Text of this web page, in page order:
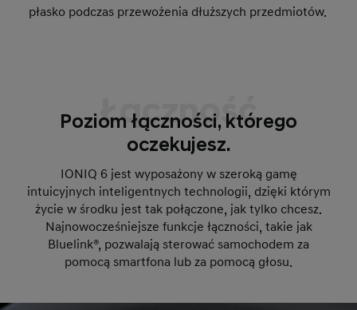
płasko podczas przewożenia dłuższych przedmiotów.
Łączność
Poziom łączności, którego
oczekujesz.
IONIQ 6 jest wyposażony w szeroką gamę
intuicyjnych inteligentnych technologii, dzięki którym
życie w środku jest tak połączone, jak tylko chcesz.
Najnowocześniejsze funkcje łączności, takie jak
Bluelink®, pozwalają sterować samochodem za
pomocą smartfona lub za pomocą głosu.